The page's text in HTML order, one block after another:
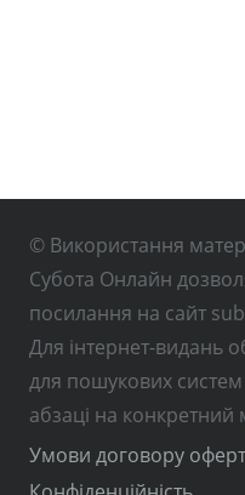
© Використання
Субота Онлайн
посилання на сайт
Для інтернет-видань
для пошукових
абзаці на конкретний
Умови договору